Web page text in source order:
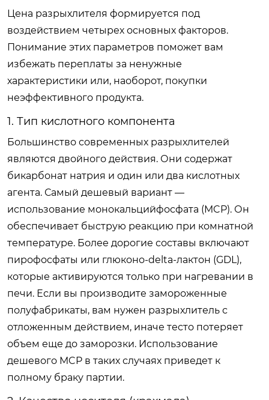
Цена разрыхлителя формируется под
воздействием четырех основных факторов.
Понимание этих параметров поможет вам
избежать переплаты за ненужные
характеристики или, наоборот, покупки
неэффективного продукта.
1. Тип кислотного компонента
Большинство современных разрыхлителей
являются двойного действия. Они содержат
бикарбонат натрия и один или два кислотных
агента. Самый дешевый вариант —
использование монокальцийфосфата (MCP). Он
обеспечивает быструю реакцию при комнатной
температуре. Более дорогие составы включают
пирофосфаты или глюконо-delta-лактон (GDL),
которые активируются только при нагревании в
печи. Если вы производите замороженные
полуфабрикаты, вам нужен разрыхлитель с
отложенным действием, иначе тесто потеряет
объем еще до заморозки. Использование
дешевого MCP в таких случаях приведет к
полному браку партии.